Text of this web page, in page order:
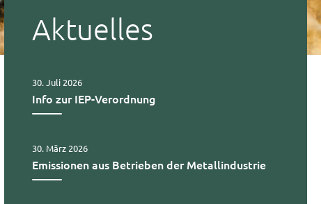
Aktuelles
Info zur IEP-Verordnung
30. Juli 2026
Emissionen aus Betrieben der Metallindustrie
30. März 2026